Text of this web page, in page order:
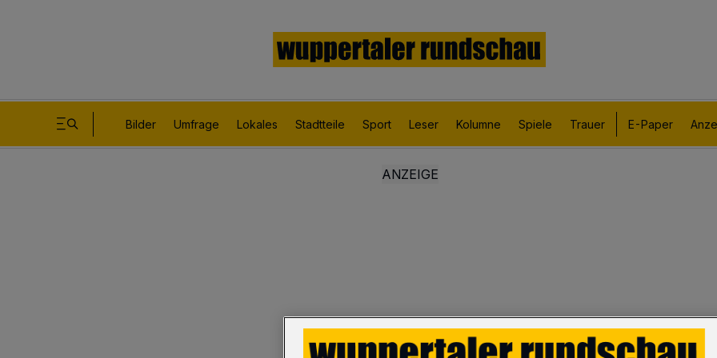
Bilder Umfrage Lokales Stadtteile Sport Leser Kolumne Spiele Trauer E-Paper